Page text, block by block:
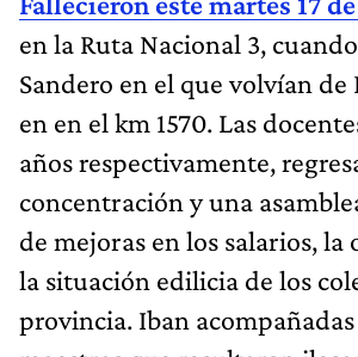
en la Ruta Nacional 3,
Sandero en el que volvían de
en en el km 1570. Las
años respectivamente,
concentración y una
de mejoras en los salarios, la
la situación edilicia de los
provincia. Iban